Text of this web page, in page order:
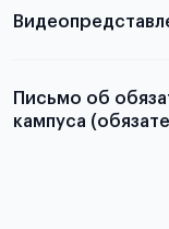
абитуриентов,
принимаются
Письмо об
кампуса